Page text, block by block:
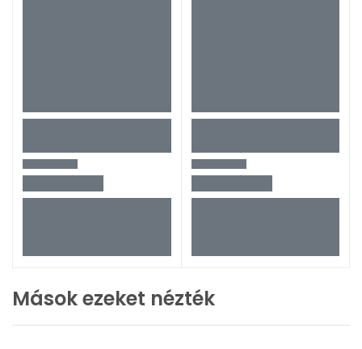
Mások ezeket nézték